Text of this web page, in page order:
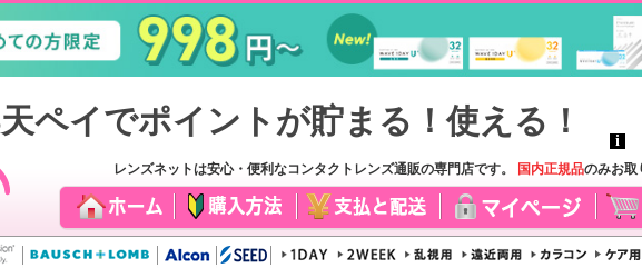
レンズネットは安心・便利なコンタクトレンズ通販の専門店です。 国内正規品のみお取